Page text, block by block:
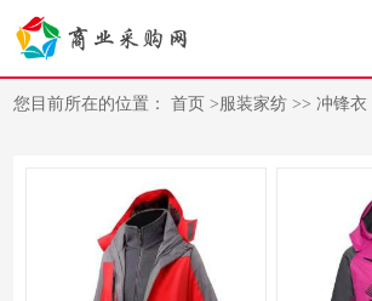
您目前所在的位置：首页>服装家纺 >>冲锋衣